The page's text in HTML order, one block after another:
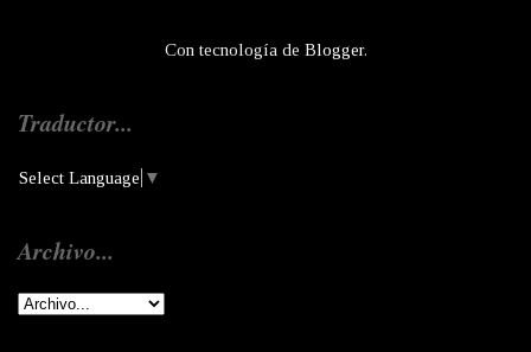
Con tecnología de Blogger.
Traductor...
Select Language ▼
Archivo...